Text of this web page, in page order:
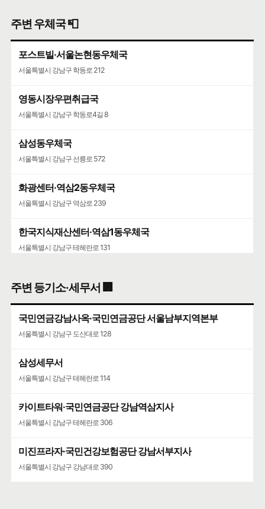
주변 우체국 📮
포스트빌·서울논현동우체국
서울특별시 강남구 학동로 212
영동시장우편취급국
서울특별시 강남구 학동로4길 8
삼성동우체국
서울특별시 강남구 선릉로 572
화광센터·역삼2동우체국
서울특별시 강남구 역삼로 239
한국지식재산센터·역삼1동우체국
서울특별시 강남구 테헤란로 131
서울특별시 강남구 언주로 508
주변 등기소·세무서 🏢
국민연금강남사옥·국민연금공단 서울남부지역본부
서울특별시 강남구 도산대로 128
삼성세무서
서울특별시 강남구 테헤란로 114
카이트타워·국민연금공단 강남역삼지사
서울특별시 강남구 테헤란로 306
미진프라자·국민건강보험공단 강남서부지사
서울특별시 강남구 강남대로 390